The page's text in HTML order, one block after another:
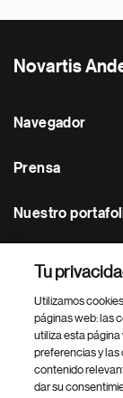
Novartis
Navegador
Prensa
Nuestro
Footer Site
Tu
Utilizamos
páginas web: las
utiliza esta
preferencias y las
contenido
dar su